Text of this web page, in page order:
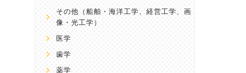
その他 （船舶・海洋工学、経営工学、画
像・光工学）
医学
歯学
薬学